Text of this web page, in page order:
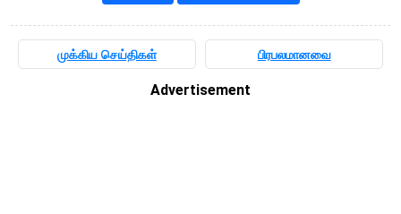
முக்கிய செய்திகள் பிரபலமானவை
Advertisement